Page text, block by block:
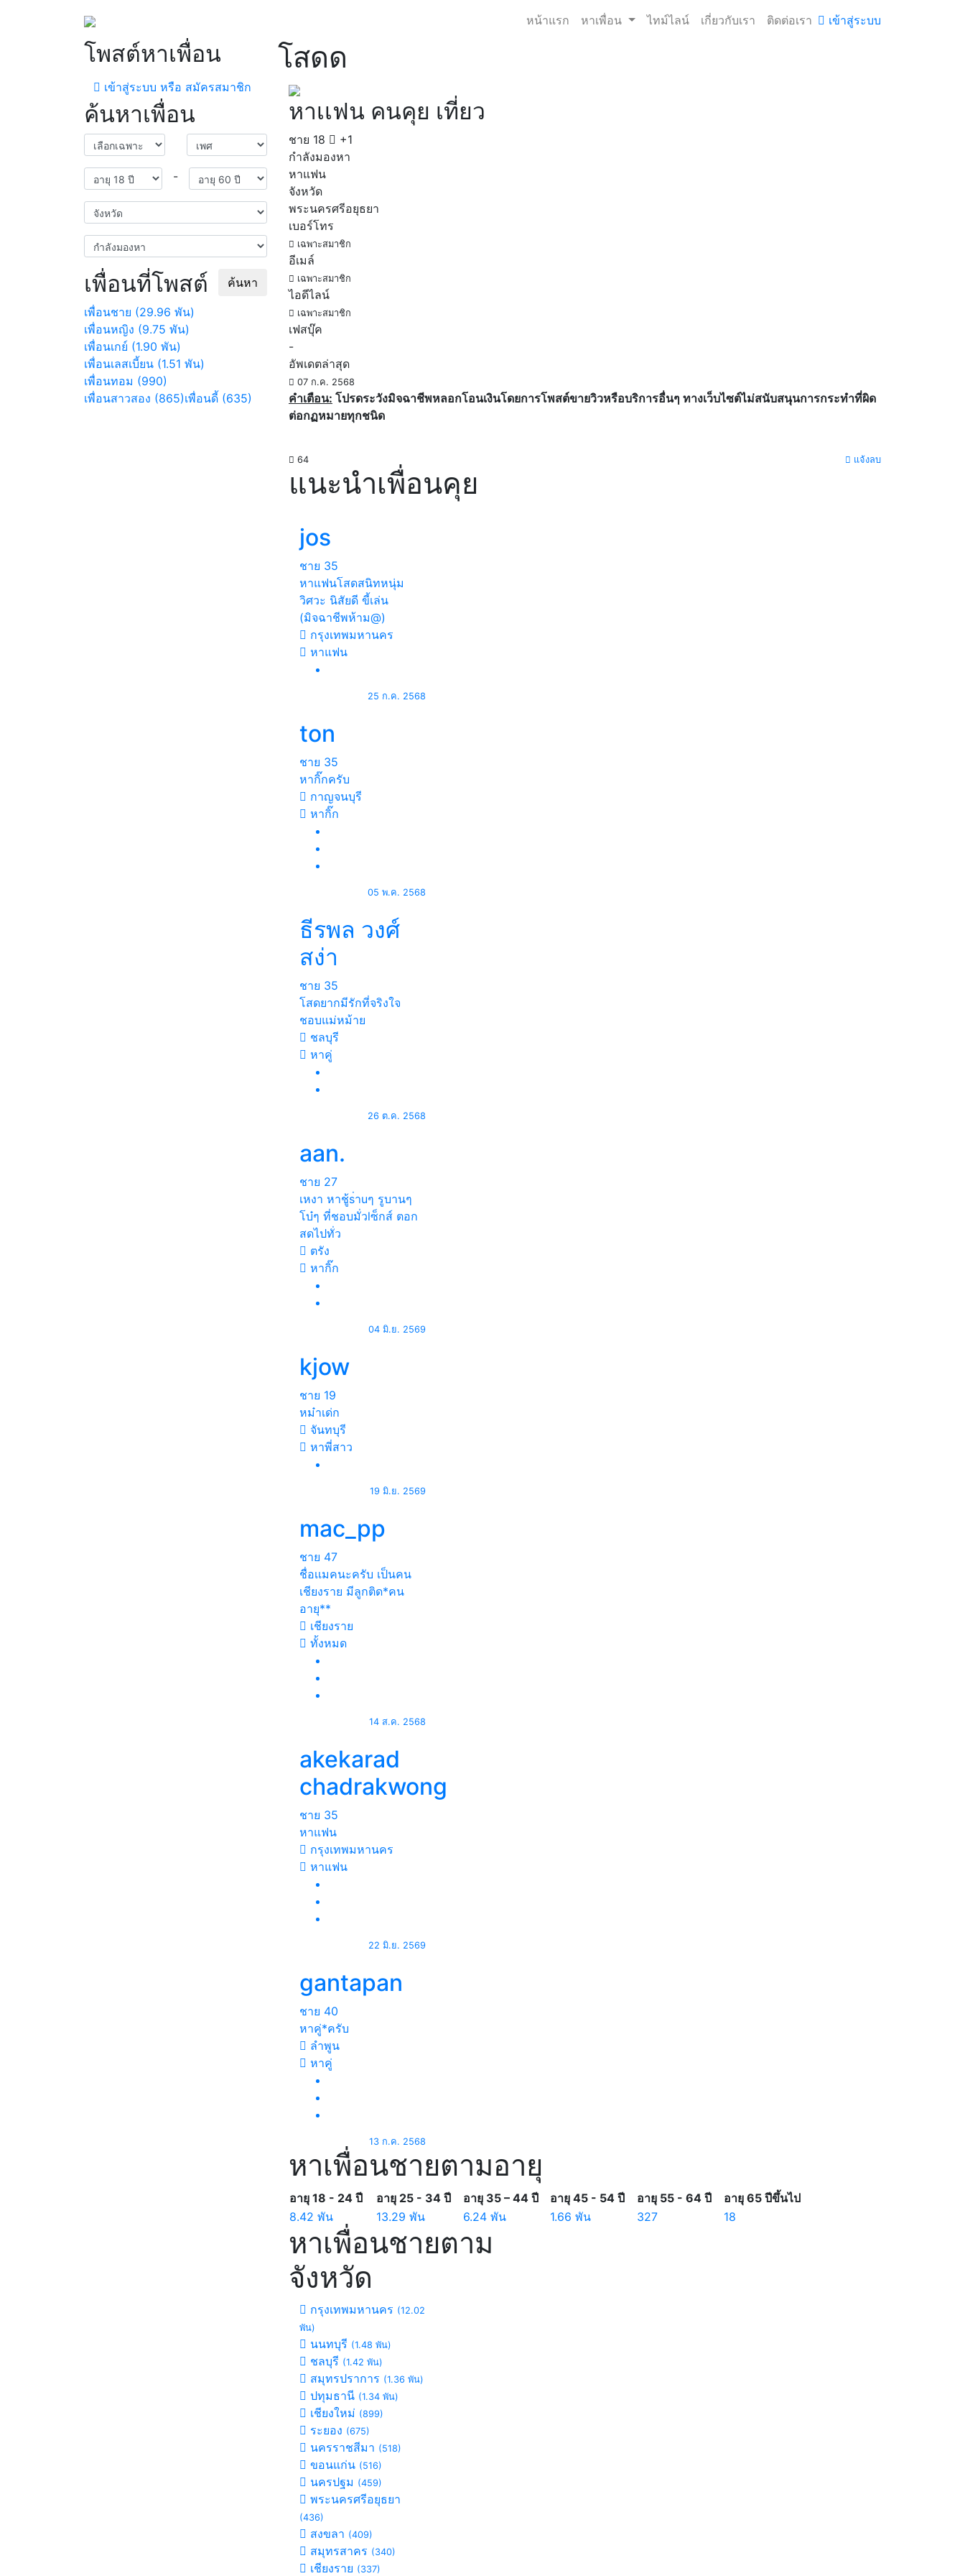
หน้าแรก หาเพื่อน ไทม์ไลน์ เกี่ยวกับเรา ติดต่อเรา เข้าสู่ระบบ
โพสต์หาเพื่อน
เข้าสู่ระบบ หรือ สมัครสมาชิก
ค้นหาเพื่อน
-
ค้นหา
เพื่อนที่โพสต์
เพื่อนชาย (29.96 พัน)
เพื่อนหญิง (9.75 พัน)
เพื่อนเกย์ (1.90 พัน)
เพื่อนเลสเบี้ยน (1.51 พัน)
เพื่อนทอม (990)
เพื่อนสาวสอง (865)เพื่อนดี้ (635)
โสดด
หาเเฟน คนคุย เที่ยว
ชาย 18
+1
กำลังมองหา
หาแฟน
จังหวัด
พระนครศรีอยุธยา
เบอร์โทร
เฉพาะสมาชิก
อีเมล์
เฉพาะสมาชิก
ไอดีไลน์
เฉพาะสมาชิก
เฟสบุ๊ค
-
อัพเดตล่าสุด
07 ก.ค. 2568
คำเตือน: โปรดระวังมิจฉาชีพหลอกโอนเงินโดยการโพสต์ขายวิวหรือบริการอื่นๆ ทางเว็บไซต์ไม่สนับสนุนการกระทำที่ผิด
ต่อกฏหมายทุกชนิด
64 แจ้งลบ
แนะนำเพื่อนคุย
jos
ชาย 35
หาแฟนโสดสนิทหนุ่ม
วิศวะ นิสัยดี ขี้เล่น
(มิจฉาชีพห้าม@)
กรุงเทพมหานคร
หาแฟน
25 ก.ค. 2568
ton
ชาย 35
หากิ๊กครับ
กาญจนบุรี
หากิ๊ก
05 พ.ค. 2568
ธีรพล วงศ์
สง่า
ชาย 35
โสดยากมีรักที่จริงใจ
ชอบแม่หม้าย
ชลบุรี
หาคู่
26 ต.ค. 2568
aan.
ชาย 27
เหงา หาชู้s่าuๆ รูบานๆ
โบ๋ๆ ที่ชอบมั่วlซ็กส์ ตอก
สดไปทั่ว
ตรัง
หากิ๊ก
04 มิ.ย. 2569
kjow
ชาย 19
หม๋าเด่ก
จันทบุรี
หาพี่สาว
19 มิ.ย. 2569
mac_pp
ชาย 47
ชื่อเเมคนะครับ เป็นคน
เชียงราย มีลูกติด*คน
อายุ**
เชียงราย
ทั้งหมด
14 ส.ค. 2568
akekarad
chadrakwong
ชาย 35
หาแฟน
กรุงเทพมหานคร
หาแฟน
22 มิ.ย. 2569
gantapan
ชาย 40
หาคู่*ครับ
ลำพูน
หาคู่
13 ก.ค. 2568
หาเพื่อนชายตามอายุ
อายุ 18 - 24 ปี อายุ 25 - 34 ปี อายุ 35 – 44 ปี อายุ 45 - 54 ปี อายุ 55 - 64 ปี
อายุ 65 ปีขึ้นไป
8.42 พัน
13.29 พัน 6.24 พัน 1.66 พัน 327 18
หาเพื่อนชายตาม
จังหวัด
กรุงเทพมหานคร (12.02
พัน)
นนทบุรี (1.48 พัน)
ชลบุรี (1.42 พัน)
สมุทรปราการ (1.36 พัน)
ปทุมธานี (1.34 พัน)
เชียงใหม่ (899)
ระยอง (675)
นครราชสีมา (518)
ขอนแก่น (516)
นครปฐม (459)
พระนครศรีอยุธยา
(436)
สงขลา (409)
สมุทรสาคร (340)
เชียงราย (337)